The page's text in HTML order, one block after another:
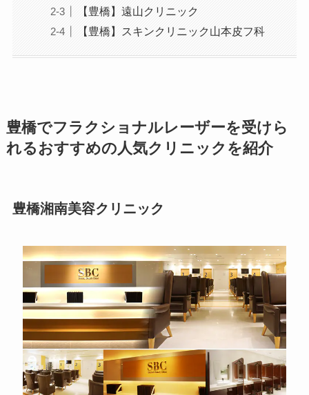
【豊橋】遠山クリニック
【豊橋】スキンクリニック山本皮フ科
豊橋でフラクショナルレーザーを受けら
れるおすすめの人気クリニックを紹介
豊橋湘南美容クリニック